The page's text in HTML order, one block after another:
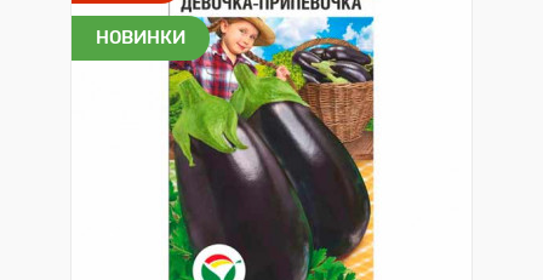
НОВИНКИ